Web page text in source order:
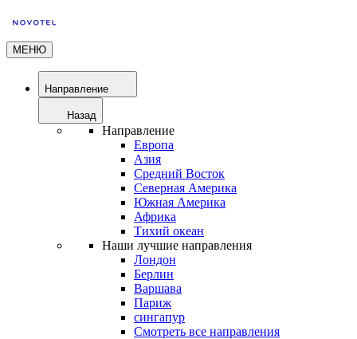
МЕНЮ
Направление
Назад
Направление
Европа
Азия
Средний Восток
Северная Америка
Южная Америка
Африка
Тихий океан
Наши лучшие направления
Лондон
Берлин
Варшава
Париж
сингапур
Смотреть все направления